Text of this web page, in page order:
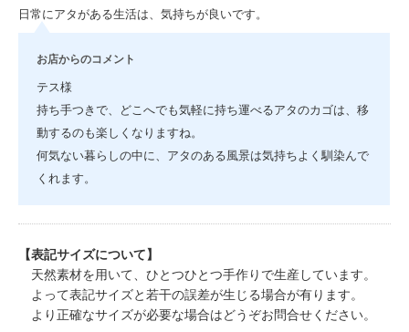
日常にアタがある生活は、気持ちが良いです。
お店からのコメント
テス様
持ち手つきで、どこへでも気軽に持ち運べるアタのカゴは、移
動するのも楽しくなりますね。
何気ない暮らしの中に、アタのある風景は気持ちよく馴染んで
くれます。
【表記サイズについて】
天然素材を用いて、ひとつひとつ手作りで生産しています。
よって表記サイズと若干の誤差が生じる場合が有ります。
より正確なサイズが必要な場合はどうぞお問合せください。